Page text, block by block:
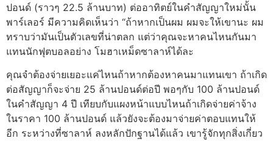
ปอนด์ (ราวๆ 22.5 ล้านบาท) ต่ออาทิตย์ในคำสัญญาใหม่นั้น
พาร์เลอร์ มีความคิดเห็นว่า “ถ้าหากเป็นผม ผมจะให้เขานะ ผม
ทราบว่ามันเป็นตัวเลขที่น่าตลก แต่ว่าคุณจะหาคนไหนกันมา
แทนนักฟุตบอลอย่าง โมฮาเหม็ดซาลาห์ได้ละ
คุณจำต้องจ่ายเยอะแค่ไหนถ้าหากต้องหาคนมาแทนเขา ถ้าเกิด
ต่อสัญญาก็จะจ่าย 25 ล้านปอนด์ต่อปี พอๆกับ 100 ล้านปอนด์
ในคำสัญญา 4 ปี เทียบกับแผงหน้าแบบไหนถ้าเกิดจ่ายค่าจ้าง
ในราคา 100 ล้านปอนด์ แล้วยังจะต้องมาจ่ายค่าตอบแทนให้
อีก ระหว่างที่ซาลาห์ ลงหลักปักฐานได้แล้ว เขารู้จักทุกสิ่งเกี่ยว